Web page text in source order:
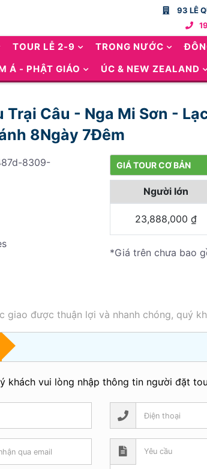
93 LÊ
TOUR LỄ 2-9 TRONG NƯỚC
Á - PHẬT GIÁO ÚC & NEW ZEALAND
Câu - Nga Mi Sơn -
8Ngày 7Đêm
8309-
GIÁ TOUR CƠ BẢN
Người lớn
23,888,000 ₫
*Giá trên chưa bao
giao được thuận lợi và nhanh chóng, quý
khách vui lòng nhập thông tin người đặt